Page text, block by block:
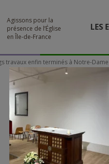
Agissons pour la
présence de l’Église
en Île-de-France
LES
travaux enfin terminés à Notre-